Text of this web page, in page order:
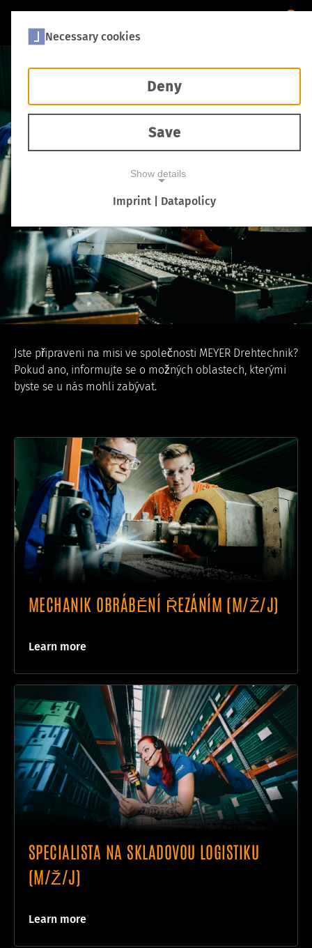
VZDĚLÁVÁNÍ
Jste připraveni na misi ve společnosti MEYER Drehtechnik?
Pokud ano, informujte se o možných oblastech, kterými
byste se u nás mohli zabývat.
MECHANIK OBRÁBĚNÍ ŘEZÁNÍM (M/Ž/J)
Learn more
SPECIALISTA NA SKLADOVOU LOGISTIKU
(M/Ž/J)
Learn more
Necessary cookies
Deny
Save
Show details
Imprint | Datapolicy